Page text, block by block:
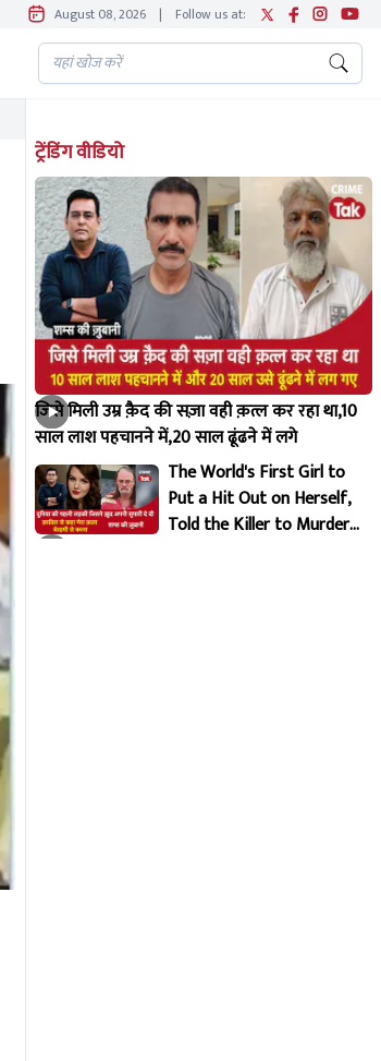
August 08, 2026 | Follow us at:
ट्रेंडिंग वीडियो
जिसे मिली उम्र क़ैद की सज़ा वही क़त्ल कर रहा था,10
साल लाश पहचानने में,20 साल ढूंढने में लगे
The World's First Girl to
Put a Hit Out on Herself,
Told the Killer to Murder